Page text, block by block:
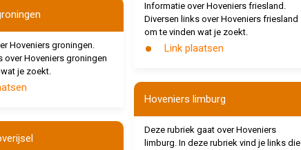
Hoveniers groningen.
over Hoveniers groningen
je zoekt.
Informatie over Hoveniers friesland.
Diversen links over Hoveniers friesland
om te vinden wat je zoekt.
Link plaatsen
Hoveniers limburg
Deze rubriek gaat over Hoveniers
limburg. In deze rubriek vind je links die